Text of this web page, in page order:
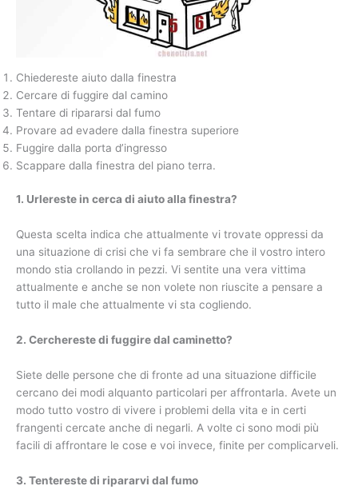
Chiedereste aiuto dalla finestra
Cercare di fuggire dal camino
Tentare di ripararsi dal fumo
Provare ad evadere dalla finestra superiore
Fuggire dalla porta d’ingresso
Scappare dalla finestra del piano terra.
1. Urlereste in cerca di aiuto alla finestra?
Questa scelta indica che attualmente vi trovate oppressi da
una situazione di crisi che vi fa sembrare che il vostro intero
mondo stia crollando in pezzi. Vi sentite una vera vittima
attualmente e anche se non volete non riuscite a pensare a
tutto il male che attualmente vi sta cogliendo.
2. Cerchereste di fuggire dal caminetto?
Siete delle persone che di fronte ad una situazione difficile
cercano dei modi alquanto particolari per affrontarla. Avete un
modo tutto vostro di vivere i problemi della vita e in certi
frangenti cercate anche di negarli. A volte ci sono modi più
facili di affrontare le cose e voi invece, finite per complicarveli.
3. Tentereste di ripararvi dal fumo